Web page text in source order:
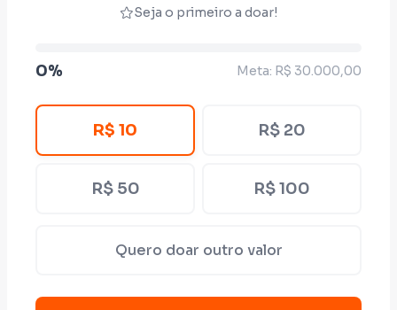
Seja o primeiro a doar!
0% Meta: R$ 30.000,00
R$ 10 R$ 20
R$ 50 R$ 100
Quero doar outro valor